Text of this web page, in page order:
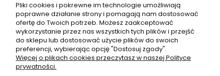
Płatności i dostawa
Informacje
Pliki cookies i pokrewne im technologie umożliwiają
poprawne działanie strony i pomagają nam dostosować
ofertę do Twoich potrzeb. Możesz zaakceptować
wykorzystanie przez nas wszystkich tych plików i przejść
do sklepu lub dostosować użycie plików do swoich
preferencji, wybierając opcję "Dostosuj zgody".
Więcej o plikach cookies przeczytasz w naszej Polityce
prywatności.